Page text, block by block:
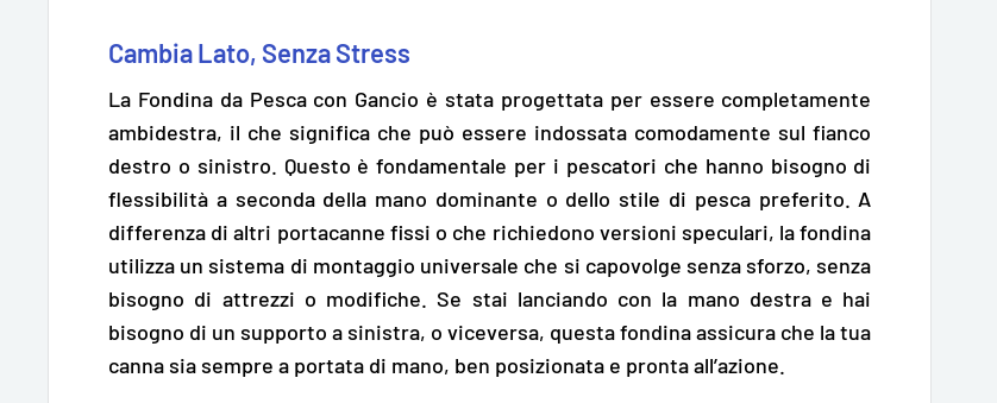
Cambia Lato, Senza Stress
La Fondina da Pesca con Gancio è stata progettata per essere completamente
ambidestra, il che significa che può essere indossata comodamente sul fianco
destro o sinistro. Questo è fondamentale per i pescatori che hanno bisogno di
flessibilità a seconda della mano dominante o dello stile di pesca preferito. A
differenza di altri portacanne fissi o che richiedono versioni speculari, la fondina
utilizza un sistema di montaggio universale che si capovolge senza sforzo, senza
bisogno di attrezzi o modifiche. Se stai lanciando con la mano destra e hai
bisogno di un supporto a sinistra, o viceversa, questa fondina assicura che la tua
canna sia sempre a portata di mano, ben posizionata e pronta all’azione.